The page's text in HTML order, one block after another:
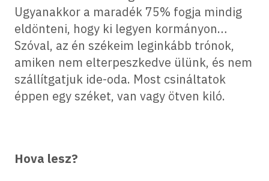
Ugyanakkor a maradék 75% fogja mindig
eldönteni, hogy ki legyen kormányon…
Szóval, az én székeim leginkább trónok,
amiken nem elterpeszkedve ülünk, és nem
szállítgatjuk ide-oda. Most csináltatok
éppen egy széket, van vagy ötven kiló.
Hova lesz?